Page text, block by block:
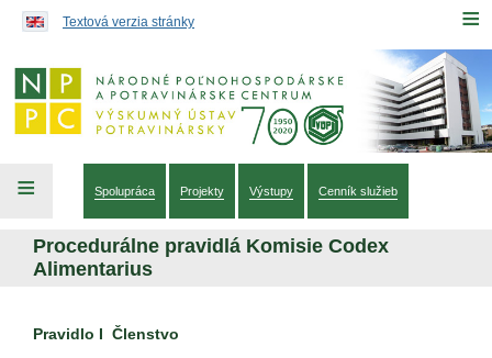
≡
Textová verzia stránky
≡ Spolupráca Projekty Výstupy Cenník služieb
Procedurálne pravidlá Komisie Codex
Alimentarius
Pravidlo I Členstvo